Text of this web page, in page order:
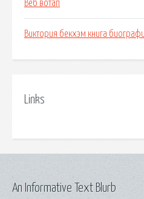
Веб вотап
Виктория бекхэм книга
Links
An Informative Text Blurb